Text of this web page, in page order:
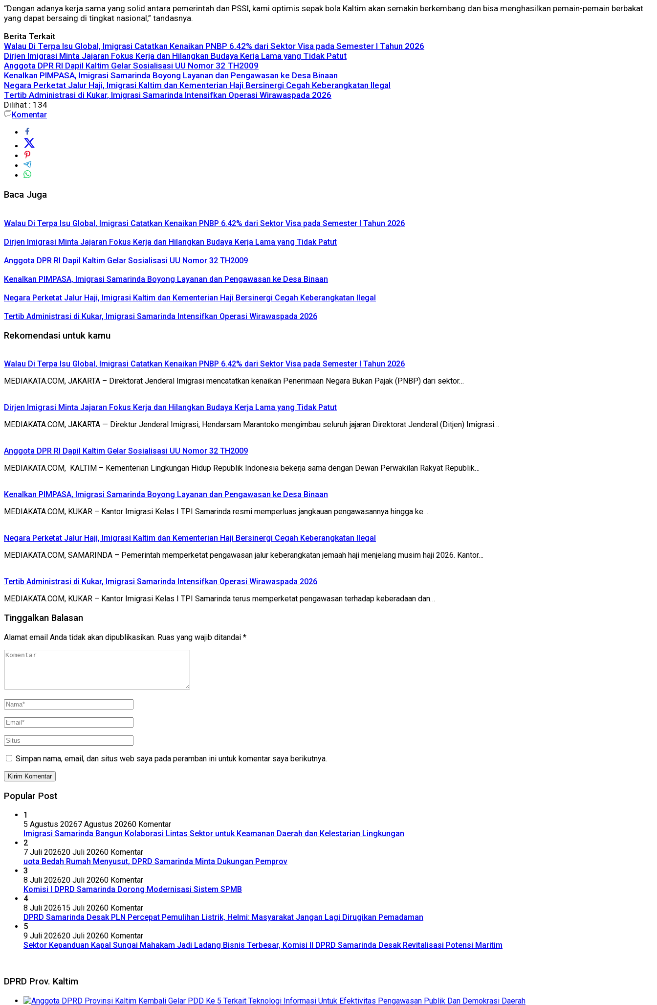
“Dengan adanya kerja sama yang solid antara pemerintah dan PSSI, kami optimis sepak bola Kaltim akan semakin berkembang dan bisa menghasilkan pemain-pemain berbakat
yang dapat bersaing di tingkat nasional,” tandasnya.
Berita Terkait
Walau Di Terpa Isu Global, Imigrasi Catatkan Kenaikan PNBP 6.42% dari Sektor Visa pada Semester I Tahun 2026
Dirjen Imigrasi Minta Jajaran Fokus Kerja dan Hilangkan Budaya Kerja Lama yang Tidak Patut
Anggota DPR RI Dapil Kaltim Gelar Sosialisasi UU Nomor 32 TH2009
Kenalkan PIMPASA, Imigrasi Samarinda Boyong Layanan dan Pengawasan ke Desa Binaan
Negara Perketat Jalur Haji, Imigrasi Kaltim dan Kementerian Haji Bersinergi Cegah Keberangkatan Ilegal
Tertib Administrasi di Kukar, Imigrasi Samarinda Intensifkan Operasi Wirawaspada 2026
Dilihat : 134
Komentar
Baca Juga
Walau Di Terpa Isu Global, Imigrasi Catatkan Kenaikan PNBP 6.42% dari Sektor Visa pada Semester I Tahun 2026
Dirjen Imigrasi Minta Jajaran Fokus Kerja dan Hilangkan Budaya Kerja Lama yang Tidak Patut
Anggota DPR RI Dapil Kaltim Gelar Sosialisasi UU Nomor 32 TH2009
Kenalkan PIMPASA, Imigrasi Samarinda Boyong Layanan dan Pengawasan ke Desa Binaan
Negara Perketat Jalur Haji, Imigrasi Kaltim dan Kementerian Haji Bersinergi Cegah Keberangkatan Ilegal
Tertib Administrasi di Kukar, Imigrasi Samarinda Intensifkan Operasi Wirawaspada 2026
Rekomendasi untuk kamu
Walau Di Terpa Isu Global, Imigrasi Catatkan Kenaikan PNBP 6.42% dari Sektor Visa pada Semester I Tahun 2026
MEDIAKATA.COM, JAKARTA – Direktorat Jenderal Imigrasi mencatatkan kenaikan Penerimaan Negara Bukan Pajak (PNBP) dari sektor…
Dirjen Imigrasi Minta Jajaran Fokus Kerja dan Hilangkan Budaya Kerja Lama yang Tidak Patut
MEDIAKATA.COM, JAKARTA — Direktur Jenderal Imigrasi, Hendarsam Marantoko mengimbau seluruh jajaran Direktorat Jenderal (Ditjen) Imigrasi…
Anggota DPR RI Dapil Kaltim Gelar Sosialisasi UU Nomor 32 TH2009
MEDIAKATA.COM, KALTIM – Kementerian Lingkungan Hidup Republik Indonesia bekerja sama dengan Dewan Perwakilan Rakyat Republik…
Kenalkan PIMPASA, Imigrasi Samarinda Boyong Layanan dan Pengawasan ke Desa Binaan
MEDIAKATA.COM, KUKAR – Kantor Imigrasi Kelas I TPI Samarinda resmi memperluas jangkauan pengawasannya hingga ke…
Negara Perketat Jalur Haji, Imigrasi Kaltim dan Kementerian Haji Bersinergi Cegah Keberangkatan Ilegal
MEDIAKATA.COM, SAMARINDA – Pemerintah memperketat pengawasan jalur keberangkatan jemaah haji menjelang musim haji 2026. Kantor…
Tertib Administrasi di Kukar, Imigrasi Samarinda Intensifkan Operasi Wirawaspada 2026
MEDIAKATA.COM, KUKAR – Kantor Imigrasi Kelas I TPI Samarinda terus memperketat pengawasan terhadap keberadaan dan…
Tinggalkan Balasan
Alamat email Anda tidak akan dipublikasikan. Ruas yang wajib ditandai *
Simpan nama, email, dan situs web saya pada peramban ini untuk komentar saya berikutnya.
Popular Post
1
5 Agustus 20267 Agustus 20260 Komentar
Imigrasi Samarinda Bangun Kolaborasi Lintas Sektor untuk Keamanan Daerah dan Kelestarian Lingkungan
2
7 Juli 202620 Juli 20260 Komentar
uota Bedah Rumah Menyusut, DPRD Samarinda Minta Dukungan Pemprov
3
8 Juli 202620 Juli 20260 Komentar
Komisi I DPRD Samarinda Dorong Modernisasi Sistem SPMB
4
8 Juli 202615 Juli 20260 Komentar
DPRD Samarinda Desak PLN Percepat Pemulihan Listrik, Helmi: Masyarakat Jangan Lagi Dirugikan Pemadaman
5
9 Juli 202620 Juli 20260 Komentar
Sektor Kepanduan Kapal Sungai Mahakam Jadi Ladang Bisnis Terbesar, Komisi II DPRD Samarinda Desak Revitalisasi Potensi Maritim
DPRD Prov. Kaltim